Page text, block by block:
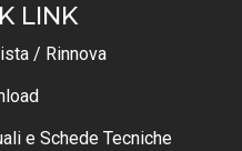
LINK
/ Rinnova
e Schede Tecniche